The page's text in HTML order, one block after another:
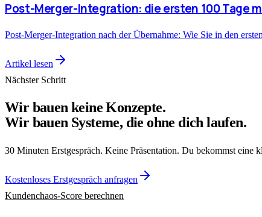
Post-Merger-Integration: die ersten 100 Tage
Post-Merger-Integration nach der Übernahme: Wie Sie in den
Artikel lesen
Nächster Schritt
Wir bauen keine Konzepte.
Wir bauen Systeme, die ohne dich laufen.
30 Minuten Erstgespräch. Keine Präsentation. Du bekommst eine
Kostenloses Erstgespräch anfragen
Kundenchaos-Score berechnen